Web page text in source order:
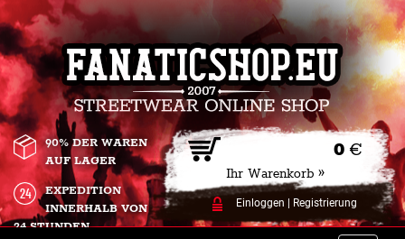
0 €
Ihr Warenkorb »
Einloggen Registrierung
90% DER WAREN
AUF LAGER
EXPEDITION
INNERHALB VON
24 STUNDEN.